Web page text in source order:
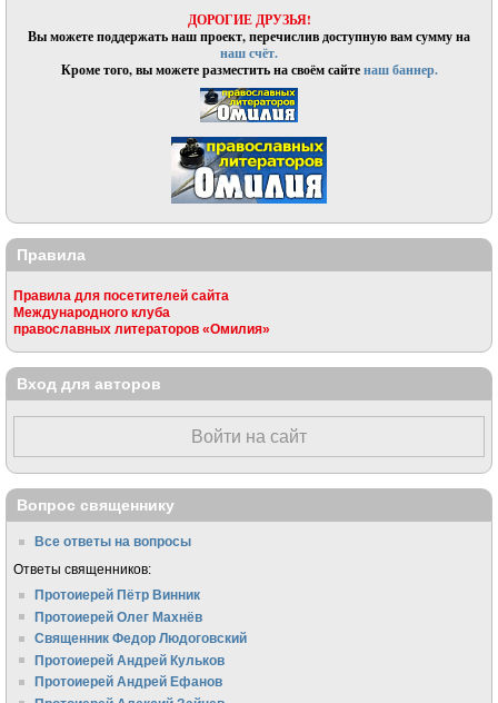
ДОРОГИЕ ДРУЗЬЯ!
Вы можете поддержать наш проект, перечислив доступную вам сумму на
наш счёт.
Кроме того, вы можете разместить на своём сайтенаш баннер.
Правила
Правила для посетителей сайта
Международного клуба
православных литераторов «Омилия»
Вход для авторов
Войти на сайт
Вопрос священнику
Все ответы на вопросы
Ответы священников:
Протоиерей Пётр Винник
Протоиерей Олег Махнёв
Священник Федор Людоговский
Протоиерей Андрей Кульков
Протоиерей Андрей Ефанов